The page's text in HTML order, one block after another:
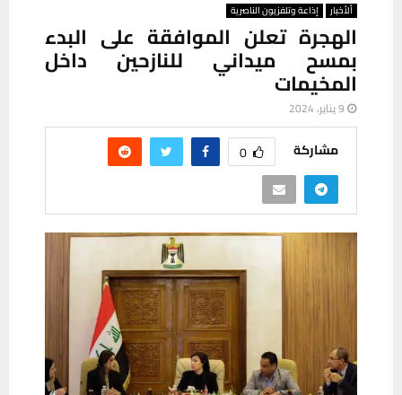
ألأخبار إذاعة وتلفزيون الناصرية
الهجرة تعلن الموافقة على البدء
بمسح ميداني للنازحين داخل
المخيمات
9 يناير، 2024
مشاركة 0